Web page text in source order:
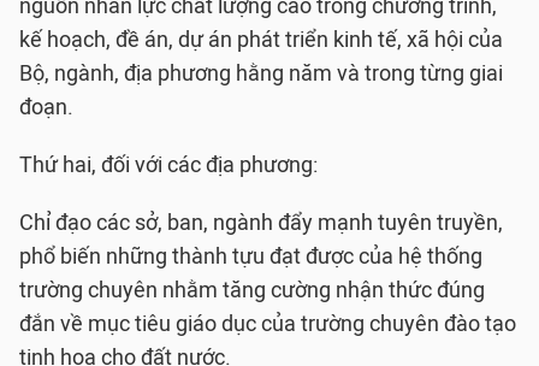
nguồn nhân lực chất lượng cao trong chương trình,
kế hoạch, đề án, dự án phát triển kinh tế, xã hội của
Bộ, ngành, địa phương hằng năm và trong từng giai
đoạn.
Thứ hai, đối với các địa phương:
Chỉ đạo các sở, ban, ngành đẩy mạnh tuyên truyền,
phổ biến những thành tựu đạt được của hệ thống
trường chuyên nhằm tăng cường nhận thức đúng
đắn về mục tiêu giáo dục của trường chuyên đào tạo
tinh hoa cho đất nước.